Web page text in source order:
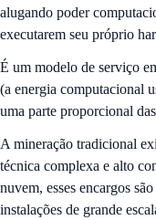
alugando poder
executarem seu próprio
É um modelo de serviço
(a energia computacional
uma parte proporcional
A mineração tradicional
técnica complexa e alto
nuvem, esses encargos
instalações de grande